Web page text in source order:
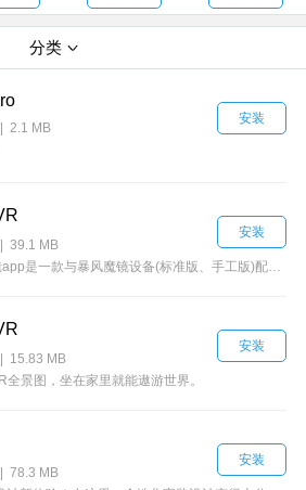
分类
2.1 MB
安装
39.1 MB
安装
15.83 MB
全景图，坐在家里就能遨游世界。
安装
78.3 MB
安装